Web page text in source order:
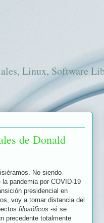
Linux, Software
de Donald
No siendo
pandemia por COVID-19
presidencial en
voy a tomar distancia del
filosóficos -si se
precedente totalmente